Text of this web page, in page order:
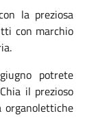
la preziosa
con marchio
potrete
il prezioso